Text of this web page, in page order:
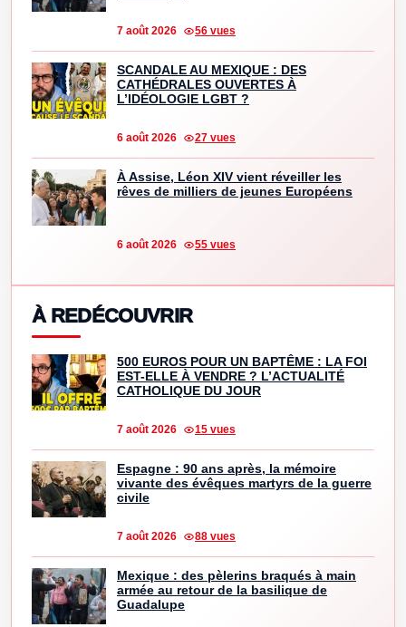
7 août 2026 56 vues
SCANDALE AU MEXIQUE : DES
CATHÉDRALES OUVERTES À
L’IDÉOLOGIE LGBT ?
6 août 2026 27 vues
À Assise, Léon XIV vient réveiller les
rêves de milliers de jeunes Européens
6 août 2026 55 vues
À REDÉCOUVRIR
500 EUROS POUR UN BAPTÊME : LA FOI
EST-ELLE À VENDRE ? L’ACTUALITÉ
CATHOLIQUE DU JOUR
7 août 2026 15 vues
Espagne : 90 ans après, la mémoire
vivante des évêques martyrs de la guerre
civile
7 août 2026 88 vues
Mexique : des pèlerins braqués à main
armée au retour de la basilique de
Guadalupe